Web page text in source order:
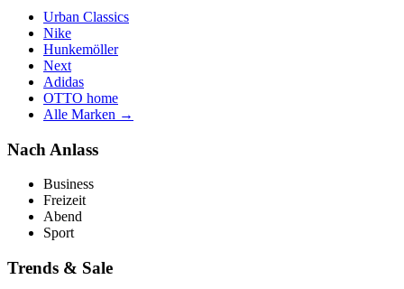
Urban Classics
Nike
Hunkemöller
Next
Adidas
OTTO home
Alle Marken →
Nach Anlass
Business
Freizeit
Abend
Sport
Trends & Sale